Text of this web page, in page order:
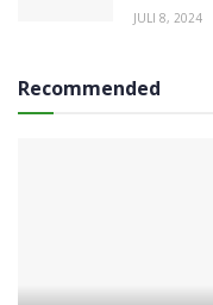
JULI 8, 2024
Recommended